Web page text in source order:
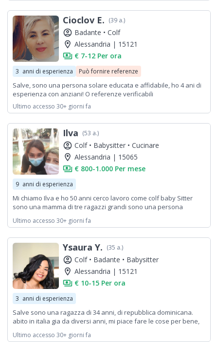
Cioclov E. (39 a.)
account_circle Badante • Colf
location_on Alessandria | 15121
payments € 7-12 Per ora
3 anni di esperienza Può fornire referenze
Salve, sono una persona solare educata e affidabile, ho 4 ani di
esperienza con anziani! O referenze verificabili
Ultimo accesso 30+ giorni fa
Ilva (53 a.)
account_circle Colf • Babysitter • Cucinare
location_on Alessandria | 15065
payments € 800-1.000 Per mese
9 anni di esperienza
Mi chiamo Ilva e ho 50 anni cerco lavoro come colf baby Sitter
sono una mamma di tre ragazzi grandi sono una persona
come colf nei alberghi e la babysitter lo fatta alle mie nipoti e
Ultimo accesso 30+ giorni fa
Ysaura Y. (35 a.)
account_circle Colf • Badante • Babysitter
location_on Alessandria | 15121
payments € 10-15 Per ora
3 anni di esperienza
Salve sono una ragazza di 34 anni, di repubblica dominicana.
abito in italia gia da diversi anni, mi piace fare le cose per bene,
disponibile già da subito.
Ultimo accesso 30+ giorni fa